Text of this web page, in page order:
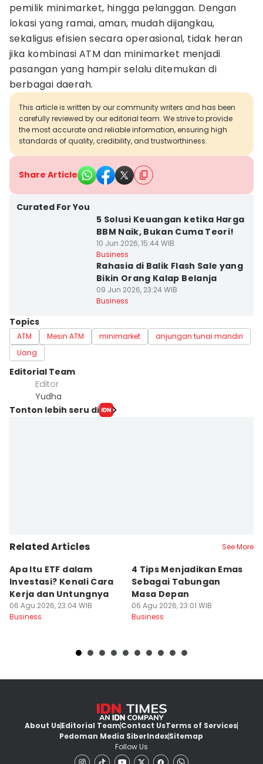
pemilik minimarket, hingga pelanggan. Dengan
lokasi yang ramai, aman, mudah dijangkau,
sekaligus efisien secara operasional, tidak heran
jika kombinasi ATM dan minimarket menjadi
pasangan yang hampir selalu ditemukan di
berbagai daerah.
This article is written by our community writers and has been
carefully reviewed by our editorial team. We strive to provide
the most accurate and reliable information, ensuring high
standards of quality, credibility, and trustworthiness.
Share Article
Curated For You
5 Solusi Keuangan ketika Harga
BBM Naik, Bukan Cuma Teori!
10 Jun 2026, 15:44 WIB
Business
Rahasia di Balik Flash Sale yang
Bikin Orang Kalap Belanja
09 Jun 2026, 23:24 WIB
Business
Topics
ATM Mesin ATM minimarket
anjungan tunai mandiri
Uang
Editorial Team
Editor
Yudha ‎
Tonton lebih seru di
Related Articles See More
Apa Itu ETF dalam
Investasi? Kenali Cara
Kerja dan Untungnya
06 Agu 2026, 23:04 WIB
Business
4 Tips Menjadikan Emas
Sebagai Tabungan
Masa Depan
06 Agu 2026, 23:01 WIB
Business
About UsEditorial TeamContact UsTerms of Services
Pedoman Media SiberIndexSitemap
Follow Us